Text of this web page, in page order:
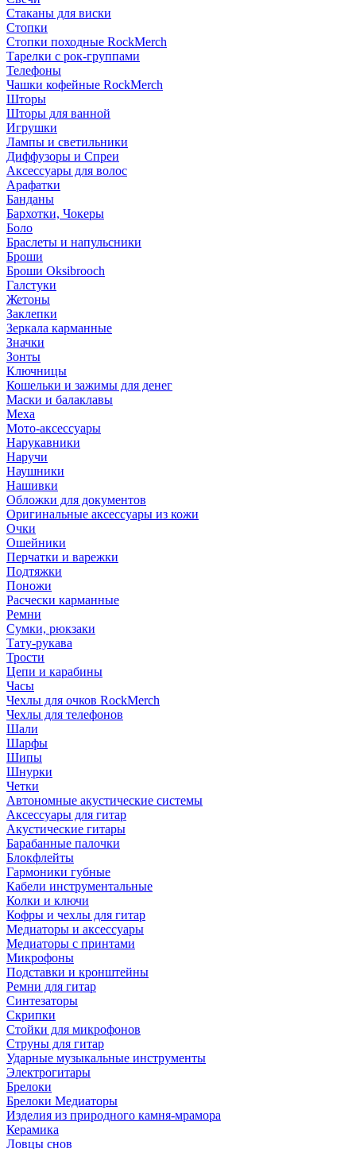
Стаканы для виски
Стопки
Стопки походные RockMerch
Тарелки с рок-группами
Телефоны
Чашки кофейные RockMerch
Шторы
Шторы для ванной
Игрушки
Лампы и светильники
Диффузоры и Спреи
Аксессуары для волос
Арафатки
Банданы
Бархотки, Чокеры
Боло
Браслеты и напульсники
Броши
Броши Oksibrooch
Галстуки
Жетоны
Заклепки
Зеркала карманные
Значки
Зонты
Ключницы
Кошельки и зажимы для денег
Маски и балаклавы
Меха
Мото-аксессуары
Нарукавники
Наручи
Наушники
Нашивки
Обложки для документов
Оригинальные аксессуары из кожи
Очки
Ошейники
Перчатки и варежки
Подтяжки
Поножи
Расчески карманные
Ремни
Сумки, рюкзаки
Тату-рукава
Трости
Цепи и карабины
Часы
Чехлы для очков RockMerch
Чехлы для телефонов
Шали
Шарфы
Шипы
Шнурки
Четки
Автономные акустические системы
Аксессуары для гитар
Акустические гитары
Барабанные палочки
Блокфлейты
Гармоники губные
Кабели инструментальные
Колки и ключи
Кофры и чехлы для гитар
Медиаторы и аксессуары
Медиаторы с принтами
Микрофоны
Подставки и кронштейны
Ремни для гитар
Синтезаторы
Скрипки
Стойки для микрофонов
Струны для гитар
Ударные музыкальные инструменты
Электрогитары
Брелоки
Брелоки Медиаторы
Изделия из природного камня-мрамора
Керамика
Ловцы снов